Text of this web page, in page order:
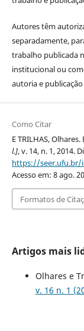
Autores têm
separadamente,
trabalho publicada
institucional ou
autoria e
Como Citar
E TRILHAS,
l.], v. 14, n. 1, 2014.
https://seer.ufu.br/
Acesso em: 8 ago.
Formatos de
Artigos mais
Olhares e
v. 16 n. 1